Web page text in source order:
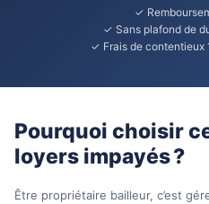
✓
✓ Sans plafond de
✓ Frais de contentieux
Pourquoi choisir
loyers impayés ?
Être propriétaire bailleur, c’est